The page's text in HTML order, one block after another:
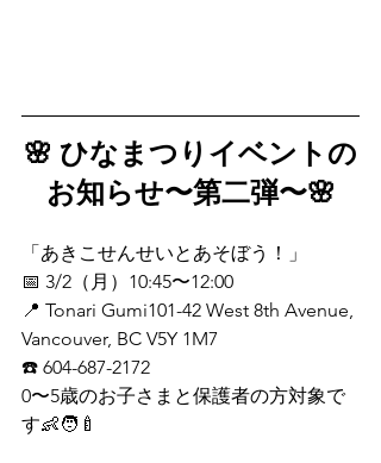
🌸 ひなまつりイベントの
お知らせ〜第二弾〜🌸
「あきこせんせいとあそぼう！」
📅 3/2（月）10:45〜12:00
📍 Tonari Gumi101-42 West 8th Avenue,
Vancouver, BC V5Y 1M7
☎️ 604-687-2172
0〜5歳のお子さまと保護者の方対象で
す👶🧑‍🍼